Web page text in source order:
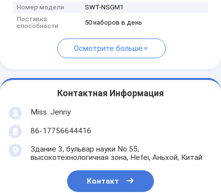
Номер модели
SWT-NSGM1
Поставка
способности
50 наборов в день
Осмотрите больше
Контактная Информация
Miss. Jenny
86-17756644416
Здание 3, бульвар науки No.55,
высокотехнологичная зона, Hefei, Аньхой, Китай
Контакт